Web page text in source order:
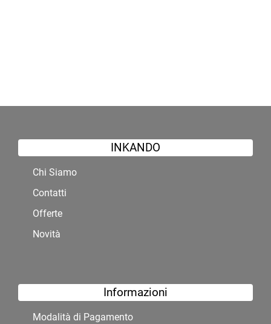
INKANDO
Chi Siamo
Contatti
Offerte
Novità
Informazioni
Modalità di Pagamento